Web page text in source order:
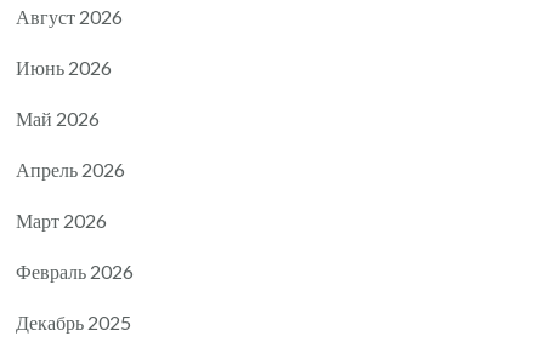
Август 2026
Июнь 2026
Май 2026
Апрель 2026
Март 2026
Февраль 2026
Декабрь 2025